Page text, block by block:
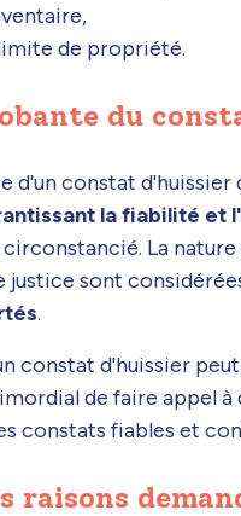
de propriété.
du
d'un constat d'huissier
la fiabilité et
La
justice sont
.
constat d'huissier
de faire appel
constats fiables et
raisons